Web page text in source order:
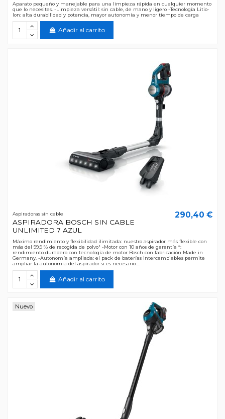
Aparato pequeño y manejable para una limpieza rápida en cualquier momento
que lo necesites. -Limpieza versátil: sin cable, de mano y ligero -Tecnología Litio-
Ion: alta durabilidad y potencia, mayor autonomía y menor tiempo de carga
Añadir al carrito
Aspiradoras sin cable
ASPIRADORA BOSCH SIN CABLE
UNLIMITED 7 AZUL
290,40 €
Máximo rendimiento y flexibilidad ilimitada: nuestro aspirador más flexible con
más del 99,9 % de recogida de polvo¹ -Motor con 10 años de garantía *:
rendimiento duradero con tecnología de motor Bosch con fabricación Made in
Germany. -Autonomía ampliada: el pack de baterías intercambiables permite
ampliar la autonomia del aspirador si es necesario....
Añadir al carrito
Nuevo